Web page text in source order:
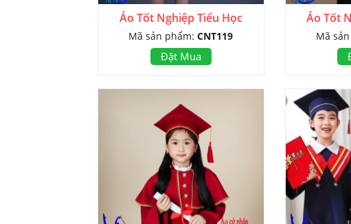
Áo Tốt Nghiệp Tiểu Học
Mã sản phẩm:CNT119
Đặt Mua
Áo Tốt
Mã